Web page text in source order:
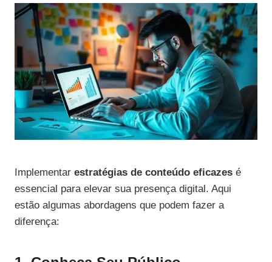
Implementar estratégias de conteúdo eficazes é
essencial para elevar sua presença digital. Aqui
estão algumas abordagens que podem fazer a
diferença: